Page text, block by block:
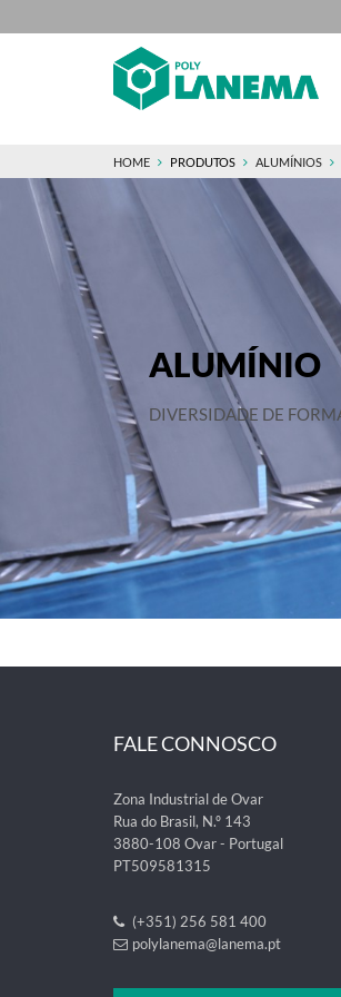
HOME PRODUTOS ALUMÍNIOS
ALUMÍNIO
DIVERSIDADE DE
FALE CONNOSCO
Zona Industrial de Ovar
Rua do Brasil, N.º 143
3880-108 Ovar - Portugal
PT509581315
(+351) 256 581 400
polylanema@lanema.pt